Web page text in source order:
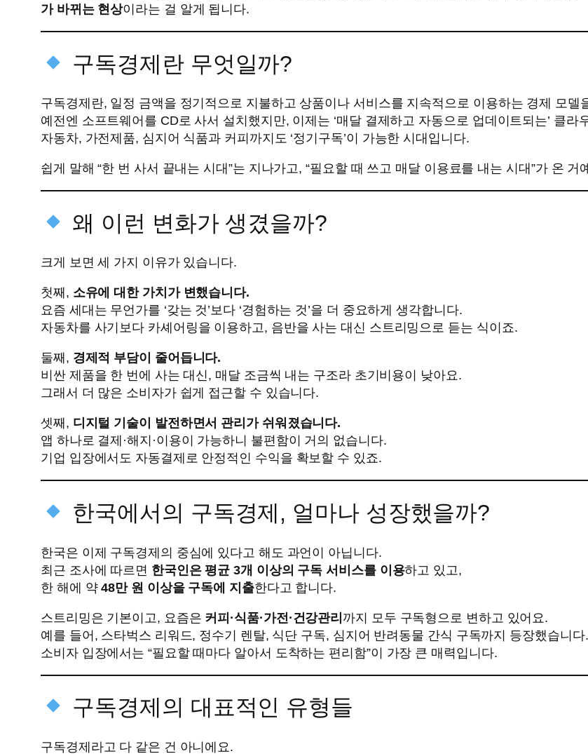
가 바뀌는 현상이라는 걸 알게 됩니다.
구독경제란 무엇일까?
구독경제란, 일정 금액을 정기적으로 지불하고 상품이나 서비스를 지속적으로 이용하는 경제 모델
예전엔 소프트웨어를 CD로 사서 설치했지만, 이제는 ‘매달 결제하고 자동으로 업데이트되는’ 클라
자동차, 가전제품, 심지어 식품과 커피까지도 ‘정기구독’이 가능한 시대입니다.
쉽게 말해 “한 번 사서 끝내는 시대”는 지나가고, “필요할 때 쓰고 매달 이용료를 내는 시대”가 온 거
왜 이런 변화가 생겼을까?
크게 보면 세 가지 이유가 있습니다.
첫째, 소유에 대한 가치가 변했습니다.
요즘 세대는 무언가를 ‘갖는 것’보다 ‘경험하는 것’을 더 중요하게 생각합니다.
자동차를 사기보다 카셰어링을 이용하고, 음반을 사는 대신 스트리밍으로 듣는 식이죠.
둘째, 경제적 부담이 줄어듭니다.
비싼 제품을 한 번에 사는 대신, 매달 조금씩 내는 구조라 초기비용이 낮아요.
그래서 더 많은 소비자가 쉽게 접근할 수 있습니다.
셋째, 디지털 기술이 발전하면서 관리가 쉬워졌습니다.
앱 하나로 결제·해지·이용이 가능하니 불편함이 거의 없습니다.
기업 입장에서도 자동결제로 안정적인 수익을 확보할 수 있죠.
한국에서의 구독경제, 얼마나 성장했을까?
한국은 이제 구독경제의 중심에 있다고 해도 과언이 아닙니다.
최근 조사에 따르면 한국인은 평균 3개 이상의 구독 서비스를 이용하고 있고,
한 해에 약48만 원 이상을 구독에 지출한다고 합니다.
스트리밍은 기본이고, 요즘은 커피·식품·가전·건강관리 까지 모두 구독형으로 변하고 있어요.
예를 들어, 스타벅스 리워드, 정수기 렌탈, 식단 구독, 심지어 반려동물 간식 구독까지 등장했습니다.
소비자 입장에서는 “필요할 때마다 알아서 도착하는 편리함”이 가장 큰 매력입니다.
구독경제의 대표적인 유형들
구독경제라고 다 같은 건 아니에요.